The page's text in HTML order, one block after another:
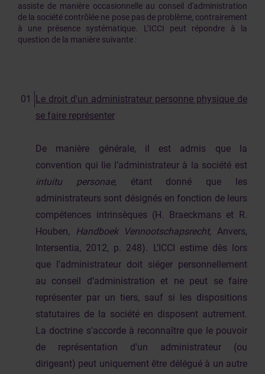
assiste de manière occasionnelle au conseil d'administration
de la société contrôlée ne pose pas de problème, contrairement
à une présence systématique. L’ICCI peut répondre à la
question de la manière suivante :
Le droit d'un administrateur personne physique de
se faire représenter
De manière générale, il est admis que la
convention qui lie l’administrateur à la société est
intuitu personae, étant donné que les
administrateurs sont désignés en fonction de leurs
compétences intrinsèques (H. Braeckmans et R.
Houben, Handboek Vennootschapsrecht, Anvers,
Intersentia, 2012, p. 248). L’ICCI estime dès lors
que l'administrateur doit siéger personnellement
au conseil d’administration et ne peut se faire
représenter par un tiers, sauf si les dispositions
statutaires de la société en disposent autrement.
La doctrine s'accorde à reconnaître que le pouvoir
de représentation d'un administrateur (ou
dirigeant) peut uniquement être délégué à un autre